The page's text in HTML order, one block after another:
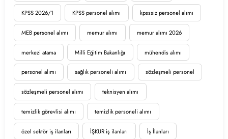
KPSS 2026/1 KPSS personel alımı kpsssiz personel alımı
MEB personel alımı memur alımı memur alımı 2026
merkezi atama Milli Eğitim Bakanlığı mühendis alımı
personel alımı sağlık personeli alımı sözleşmeli personel
sözleşmeli personel alımı teknisyen alımı
temizlik görevlisi alımı temizlik personeli alımı
özel sektör iş ilanları İŞKUR iş ilanları İş İlanları